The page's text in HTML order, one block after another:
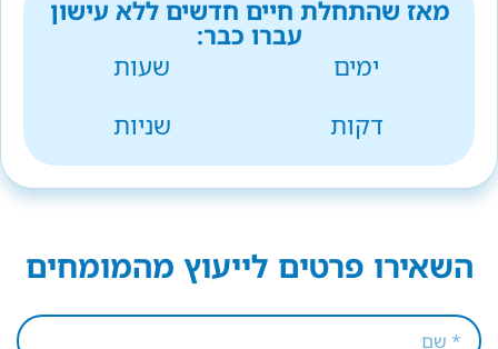
מאז שהתחלת חיים חדשים ללא עישון
עברו כבר:
ימים
שעות
דקות
שניות
השאירו פרטים לייעוץ מהמומחים